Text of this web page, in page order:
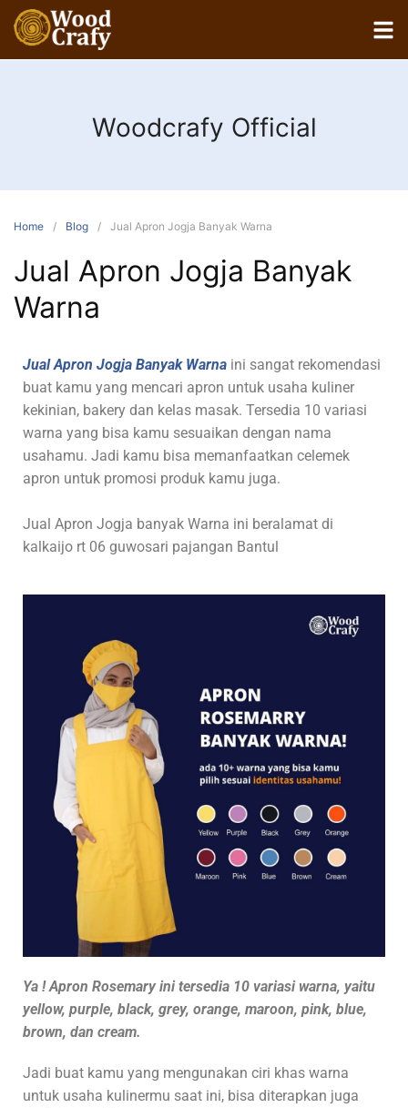
Woodcrafy Official
Home Blog Jual Apron Jogja Banyak Warna
Jual Apron Jogja Banyak
Warna
Jual Apron Jogja Banyak Warna ini sangat rekomendasi
buat kamu yang mencari apron untuk usaha kuliner
kekinian, bakery dan kelas masak. Tersedia 10 variasi
warna yang bisa kamu sesuaikan dengan nama
usahamu. Jadi kamu bisa memanfaatkan celemek
apron untuk promosi produk kamu juga.
Jual Apron Jogja banyak Warna ini beralamat di
kalkaijo rt 06 guwosari pajangan Bantul
Ya ! Apron Rosemary ini tersedia 10 variasi warna, yaitu
yellow, purple, black, grey, orange, maroon, pink, blue,
brown, dan cream.
Jadi buat kamu yang mengunakan ciri khas warna
untuk usaha kulinermu saat ini, bisa diterapkan juga